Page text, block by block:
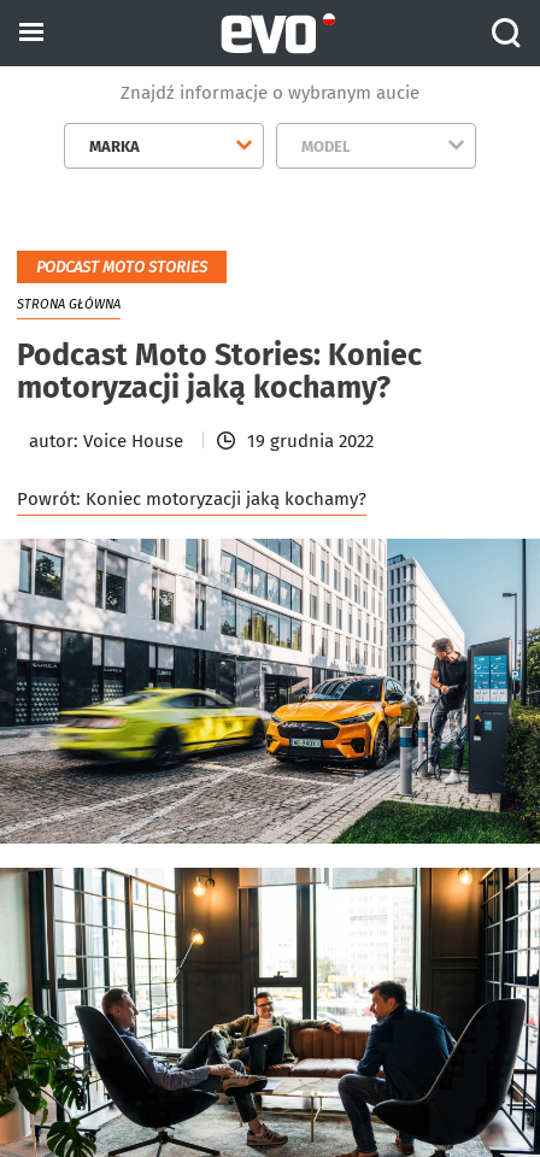
Znajdź informacje o wybranym aucie
MARKA MODEL
PODCAST MOTO STORIES
STRONA GŁÓWNA
Podcast Moto Stories: Koniec
motoryzacji jaką kochamy?
autor: Voice House 19 grudnia 2022
Powrót: Koniec motoryzacji jaką kochamy?